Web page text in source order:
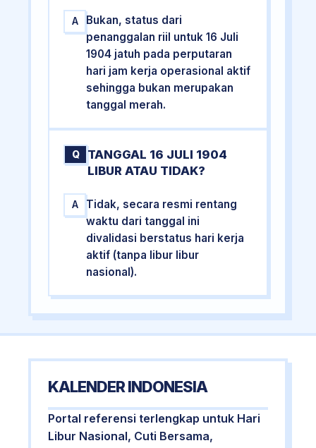
A
Bukan, status dari
penanggalan riil untuk 16 Juli
1904 jatuh pada perputaran
hari jam kerja operasional aktif
sehingga bukan merupakan
tanggal merah.
Q
TANGGAL 16 JULI 1904
LIBUR ATAU TIDAK?
A
Tidak, secara resmi rentang
waktu dari tanggal ini
divalidasi berstatus hari kerja
aktif (tanpa libur libur
nasional).
KALENDER INDONESIA
Portal referensi terlengkap untuk Hari
Libur Nasional, Cuti Bersama,